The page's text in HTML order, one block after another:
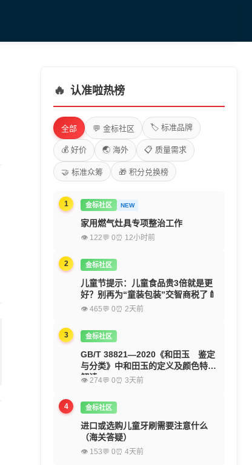
🔥 认准啦热榜
全部 💬 金标社区 🏷️ 标准品牌
💰 好价 🌏 海外 📋 质量需求
🤝 标准众筹 🎁 积分兑换榜
1 金标社区 NEW
家用燃气灶具专项整治工作
👁 122💬 0⏰ 12小时前
2 金标社区
儿童节提示：儿童食品贵3倍就是更
好？别再为“童装包装”交智商税了🍼
👁 465💬 0⏰ 2天前
3 金标社区
GB/T 38821—2020《和田玉 鉴定
与分类》中和田玉的定义及颜色特征
解读
👁 274💬 0⏰ 3天前
4 金标社区
进口或选购儿童牙刷需要注意什么
（海关答疑）
👁 153💬 0⏰ 4天前